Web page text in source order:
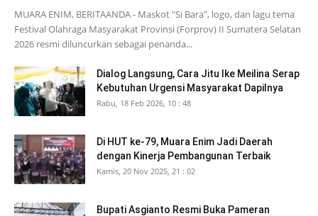
MUARA ENIM, BERITAANDA - Maskot "Si Bara", logo, dan lagu tema
Festival Olahraga Masyarakat Provinsi (Forprov) II Sumatera Selatan
2026 resmi diluncurkan sebagai penanda...
Dialog Langsung, Cara Jitu Ike Meilina Serap
Kebutuhan Urgensi Masyarakat Dapilnya
Rabu, 18 Feb 2026, 10 : 48
Di HUT ke-79, Muara Enim Jadi Daerah
dengan Kinerja Pembangunan Terbaik
Kamis, 20 Nov 2025, 21 : 02
Bupati Asgianto Resmi Buka Pameran